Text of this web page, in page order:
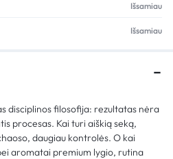
Išsamiau
Išsamiau
disciplinos filosofija: rezultatas nėra
procesas. Kai turi aiškią seką,
daugiau kontrolės. O kai
aromatai premium lygio, rutina